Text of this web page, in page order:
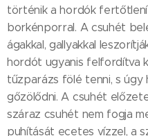
történik a hordók
borkénporral. A csuhét
ágakkal, gallyakkal
hordót ugyanis felfordítva
tűzparázs fölé tenni, s úgy
gőzölődni. A csuhét
száraz csuhét nem fogja
puhítását ecetes vízzel, a